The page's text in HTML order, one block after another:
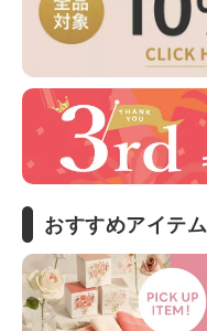
おすすめアイテム